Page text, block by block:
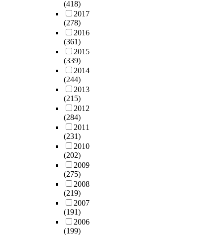
(418)
2017
(278)
2016
(361)
2015
(339)
2014
(244)
2013
(215)
2012
(284)
2011
(231)
2010
(202)
2009
(275)
2008
(219)
2007
(191)
2006
(199)